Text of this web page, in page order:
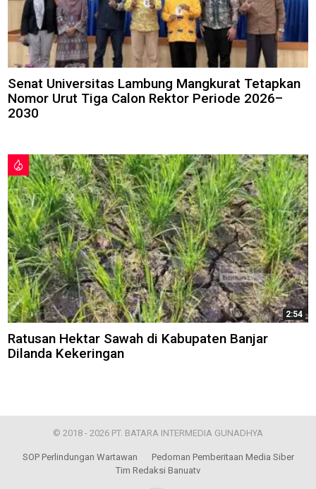
Senat Universitas Lambung Mangkurat Tetapkan
Nomor Urut Tiga Calon Rektor Periode 2026–
2030
2:54
Ratusan Hektar Sawah di Kabupaten Banjar
Dilanda Kekeringan
© 2018 - 2026 PT. BATARA INTERMEDIA GUNADHYA
SOP Perlindungan Wartawan
Pedoman Pemberitaan Media Siber
Tim Redaksi Banuatv